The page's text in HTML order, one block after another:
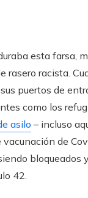
esta farsa,
rasero racista.
puertos de
como los
asilo – incluso
vacunación de
bloqueados
42.